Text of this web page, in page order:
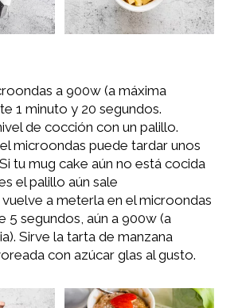
a 900w (a máxima
1 minuto y 20 segundos.
de cocción con un palillo.
microondas puede tardar unos
tu mug cake aún no está cocida
el palillo aún sale
a meterla en el microondas
5 segundos, aún a 900w (a
Sirve la tarta de manzana
con azúcar glas al gusto.